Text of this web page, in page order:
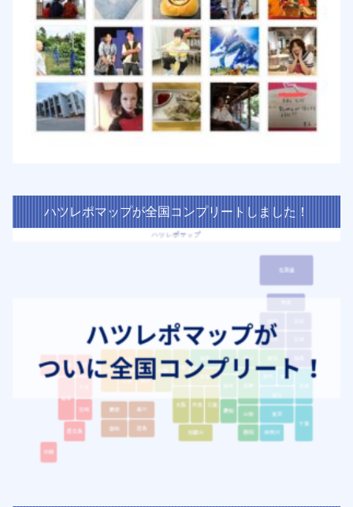
ハツレポマップが全国コンプリートしました！